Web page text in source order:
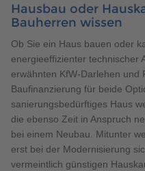
Hausbau oder
Bauherren wissen
Ob Sie ein Haus bauen oder
energieeffizienter technischer
erwähnten KfW-Darlehen und
Baufinanzierung für beide
sanierungsbedürftiges Haus
die ebenso Zeit in Anspruch
bei einem Neubau. Mitunter
erst bei der Modernisierung
vermeintlich günstigen